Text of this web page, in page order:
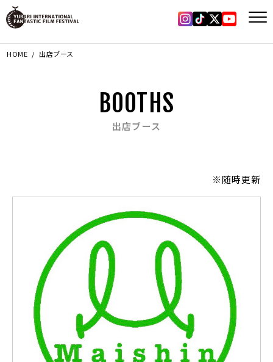
Instagram
Tiktok
X
HOME 出店ブース
BOOTHS
出店ブース
※随時更新